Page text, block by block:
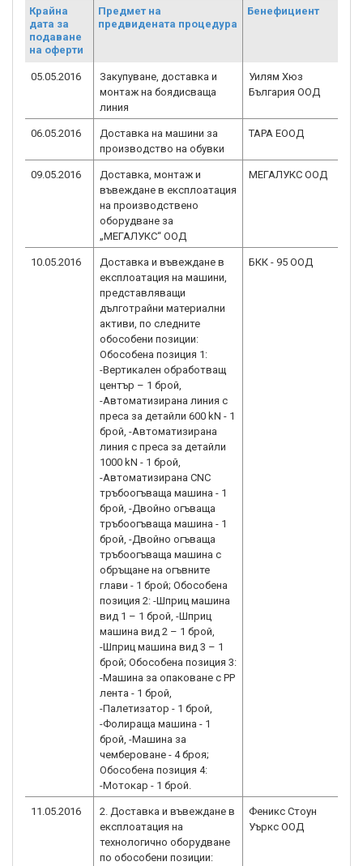
Крайна
дата за
подаване
на оферти
Предмет на
предвидената процедура
Бенефициент
05.05.2016
Закупуване, доставка и
монтаж на боядисваща
линия
Уилям Хюз
България ООД
06.05.2016
Доставка на машини за
производство на обувки
ТАРА ЕООД
09.05.2016
Доставка, монтаж и
въвеждане в експлоатация
на производствено
оборудване за
„МЕГАЛУКС“ ООД
МЕГАЛУКС ООД
10.05.2016
Доставка и въвеждане в
експлоатация на машини,
представляващи
дълготрайни материални
активи, по следните
обособени позиции:
Обособена позиция 1:
-Вертикален обработващ
център – 1 брой,
-Автоматизирана линия с
преса за детайли 600 kN - 1
брой, -Автоматизирана
линия с преса за детайли
1000 kN - 1 брой,
-Автоматизирана CNC
тръбоогъваща машина - 1
брой, -Двойно огъваща
тръбоогъваща машина - 1
брой, -Двойно огъваща
тръбоогъваща машина с
обръщане на огъвните
глави - 1 брой; Обособена
позиция 2: -Шприц машина
вид 1 – 1 брой, -Шприц
машина вид 2 – 1 брой,
-Шприц машина вид 3 – 1
брой; Обособена позиция 3:
-Машина за опаковане с PP
лента - 1 брой,
-Палетизатор - 1 брой,
-Фолираща машина - 1
брой, -Машина за
чембероване - 4 броя;
Обособена позиция 4:
-Мотокар - 1 брой.
БКК - 95 ООД
11.05.2016
2. Доставка и въвеждане в
експлоатация на
технологично оборудване
по обособени позиции:
Феникс Стоун
Уъркс ООД